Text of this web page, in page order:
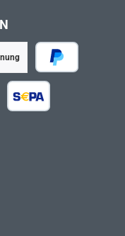
PayPal